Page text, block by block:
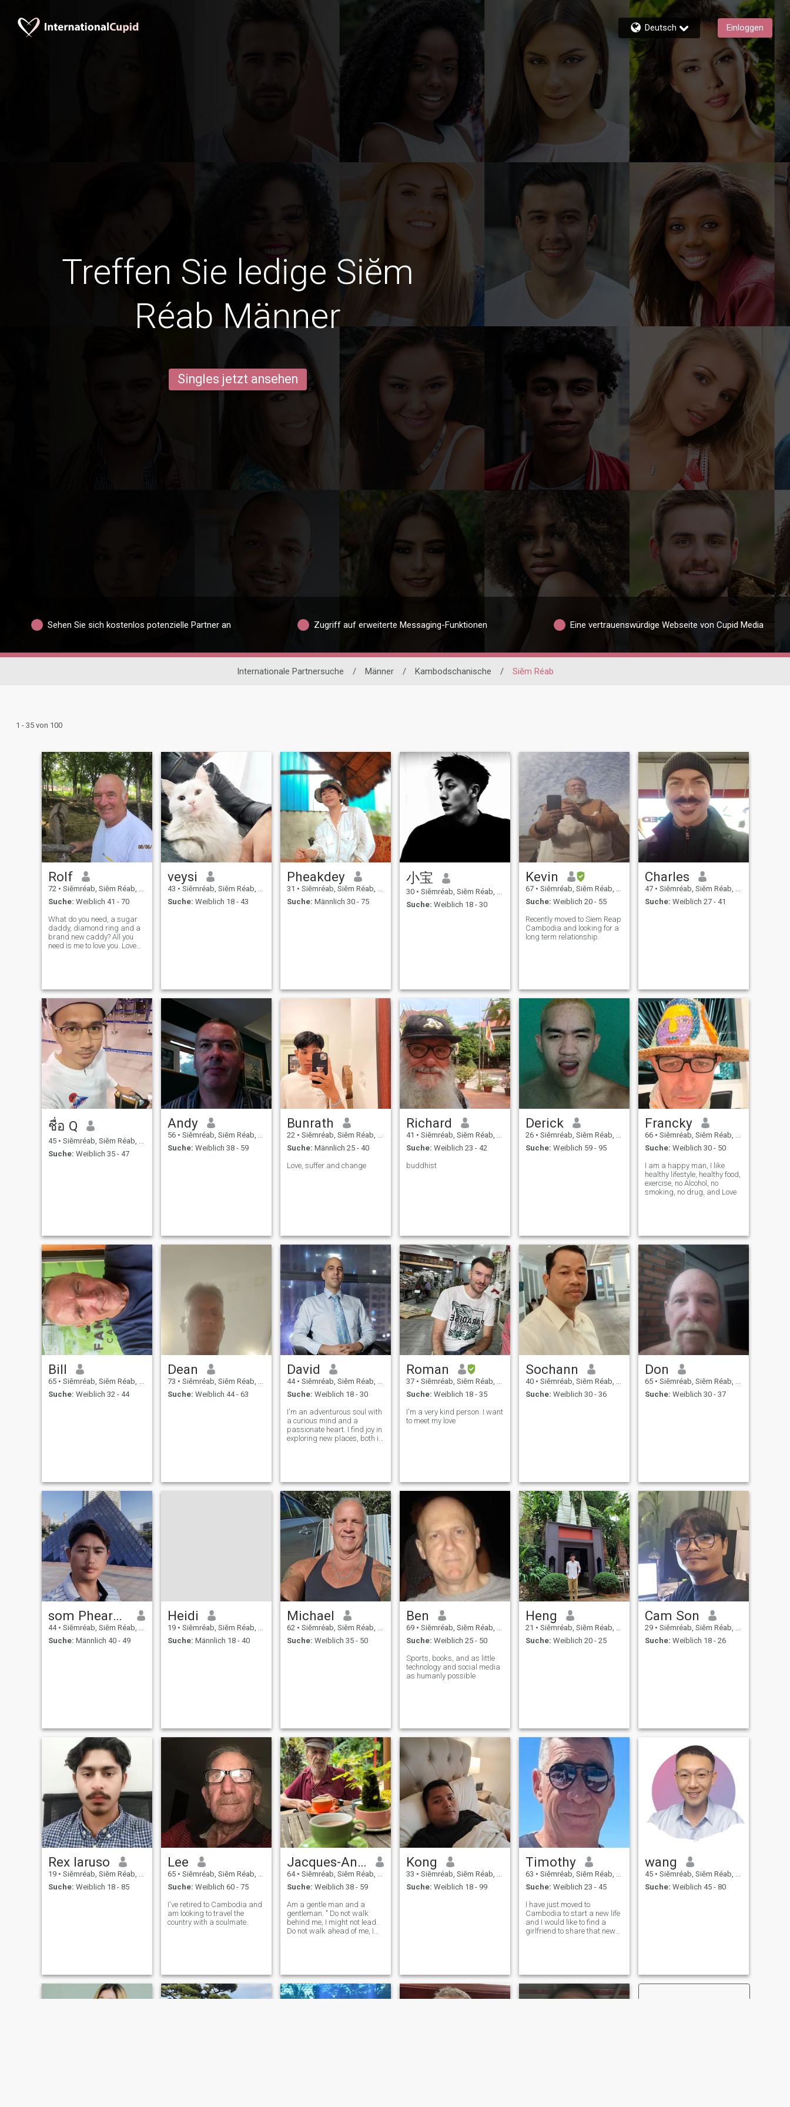
Deutsch Einloggen
Treffen Sie ledige Siĕm
Réab Männer
Singles jetzt ansehen
Sehen Sie sich kostenlos potenzielle Partner an Zugriff auf erweiterte Messaging-Funktionen Eine vertrauenswürdige Webseite von Cupid Media
Internationale Partnersuche / Männer / Kambodschanische / Siĕm Réab
1 - 35 von 100
Rolf
72 • Siĕmréab, Siĕm Réab, Kambodscha
Suche: Weiblich 41 - 70
What do you need, a sugar
daddy, diamond ring and a
brand new caddy? All you
need is me to love you. Love
veysi
43 • Siĕmréab, Siĕm Réab, Kambodscha
Suche: Weiblich 18 - 43
Pheakdey
31 • Siĕmréab, Siĕm Réab, Kambodscha
Suche: Männlich 30 - 75
小宝
30 • Siĕmréab, Siĕm Réab, Kambodscha
Suche: Weiblich 18 - 30
Kevin
67 • Siĕmréab, Siĕm Réab, Kambodscha
Suche: Weiblich 20 - 55
Recently moved to Siem Reap
Cambodia and looking for a
long term relationship.
Charles
47 • Siĕmréab, Siĕm Réab, Kambodscha
Suche: Weiblich 27 - 41
ชื่อ Q
45 • Siĕmréab, Siĕm Réab, Kambodscha
Suche: Weiblich 35 - 47
Andy
56 • Siĕmréab, Siĕm Réab, Kambodscha
Suche: Weiblich 38 - 59
Bunrath
22 • Siĕmréab, Siĕm Réab, Kambodscha
Suche: Männlich 25 - 40
Love, suffer and change
Richard
41 • Siĕmréab, Siĕm Réab, Kambodscha
Suche: Weiblich 23 - 42
buddhist
Derick
26 • Siĕmréab, Siĕm Réab, Kambodscha
Suche: Weiblich 59 - 95
Francky
66 • Siĕmréab, Siĕm Réab, Kambodscha
Suche: Weiblich 30 - 50
I am a happy man, I like
healthy lifestyle, healthy food,
exercise, no Alcohol, no
smoking, no drug, and Love
Bill
65 • Siĕmréab, Siĕm Réab, Kambodscha
Suche: Weiblich 32 - 44
Dean
73 • Siĕmréab, Siĕm Réab, Kambodscha
Suche: Weiblich 44 - 63
David
44 • Siĕmréab, Siĕm Réab, Kambodscha
Suche: Weiblich 18 - 30
I'm an adventurous soul with
a curious mind and a
passionate heart. I find joy in
exploring new places, both in
thoughtful discussions abou
Roman
37 • Siĕmréab, Siĕm Réab, Kambodscha
Suche: Weiblich 18 - 35
I'm a very kind person. I want
to meet my love
Sochann
40 • Siĕmréab, Siĕm Réab, Kambodscha
Suche: Weiblich 30 - 36
Don
65 • Siĕmréab, Siĕm Réab, Kambodscha
Suche: Weiblich 30 - 37
som Phearom
44 • Siĕmréab, Siĕm Réab, Kambodscha
Suche: Männlich 40 - 49
Heidi
19 • Siĕmréab, Siĕm Réab, Kambodscha
Suche: Männlich 18 - 40
Michael
62 • Siĕmréab, Siĕm Réab, Kambodscha
Suche: Weiblich 35 - 50
Ben
69 • Siĕmréab, Siĕm Réab, Kambodscha
Suche: Weiblich 25 - 50
Sports, books, and as little
technology and social media
as humanly possible
Heng
21 • Siĕmréab, Siĕm Réab, Kambodscha
Suche: Weiblich 20 - 25
Cam Son
29 • Siĕmréab, Siĕm Réab, Kambodscha
Suche: Weiblich 18 - 26
Rex laruso
19 • Siĕmréab, Siĕm Réab, Kambodscha
Suche: Weiblich 18 - 85
Lee
65 • Siĕmréab, Siĕm Réab, Kambodscha
Suche: Weiblich 60 - 75
I've retired to Cambodia and
am looking to travel the
country with a soulmate.
Jacques-Andre
64 • Siĕmréab, Siĕm Réab, Kambodscha
Suche: Weiblich 38 - 59
Am a gentle man and a
gentleman. " Do not walk
behind me, I might not lead.
Do not walk ahead of me, I
well in Spanish.
Kong
33 • Siĕmréab, Siĕm Réab, Kambodscha
Suche: Weiblich 18 - 99
Timothy
63 • Siĕmréab, Siĕm Réab, Kambodscha
Suche: Weiblich 23 - 45
I have just.moved to
Cambodia to start a new life
and I would like to find a
girlfriend to share that.new
wang
45 • Siĕmréab, Siĕm Réab, Kambodscha
Suche: Weiblich 45 - 80